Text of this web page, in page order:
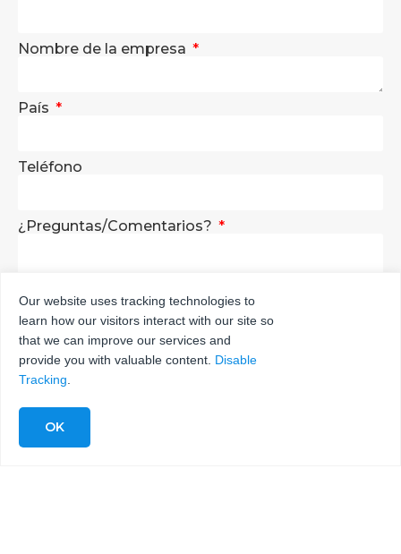
Nombre de la empresa
País
Teléfono
¿Preguntas/Comentarios?
ENVÍA
Our website uses tracking technologies to
learn how our visitors interact with our site so
that we can improve our services and
provide you with valuable content. Disable
Tracking